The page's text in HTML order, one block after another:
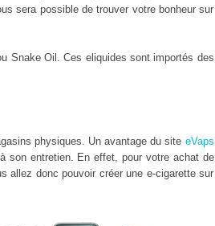
sera possible de trouver votre bonheur sur
Snake Oil. Ces eliquides sont importés des
physiques. Un avantage du site eVaps
son entretien. En effet, pour votre achat de
allez donc pouvoir créer une e-cigarette sur